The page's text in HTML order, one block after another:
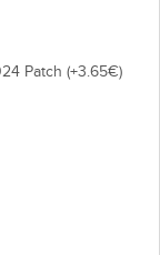
Patch (+3.65€)